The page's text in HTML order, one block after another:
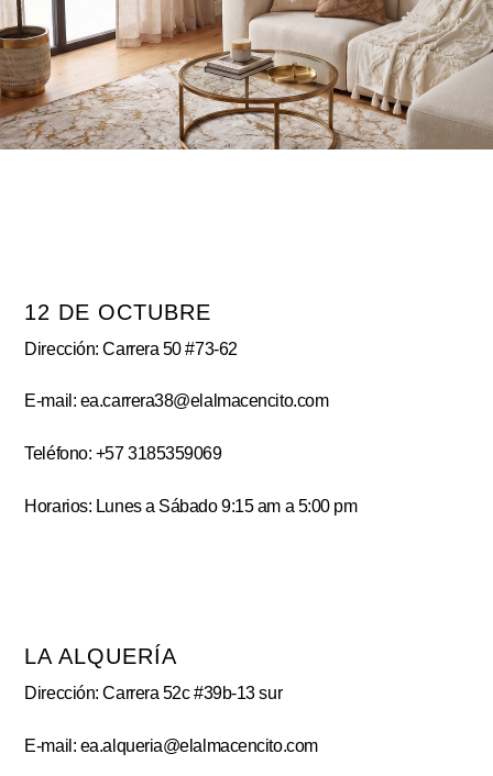
12 DE OCTUBRE
Dirección: Carrera 50 #73-62
E-mail: ea.carrera38@elalmacencito.com
Teléfono: +57 3185359069
Horarios: Lunes a Sábado 9:15 am a 5:00 pm
LA ALQUERÍA
Dirección: Carrera 52c #39b-13 sur
E-mail: ea.alqueria@elalmacencito.com